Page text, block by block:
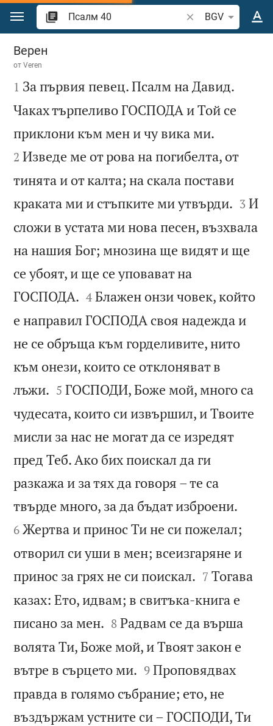
Преминете към съдържанието
Търсете стих или
BGV
Псалм 40
Верен
отVeren

1 За първия певец. Псалм на Давид.
Чаках търпеливо ГОСПОДА и Той се
приклони към мен и чу вика ми.
2 Изведе ме от рова на погибелта, от
тинята и от калта; на скала постави
краката ми и стъпките ми утвърди. 

3 И
сложи в устата ми нова песен, възхвала
на нашия Бог; мнозина ще видят и ще
се убоят, и ще се уповават на
ГОСПОДА. 

4 Блажен онзи човек, който
е направил ГОСПОДА своя надежда и
не се обръща към горделивите, нито
към онези, които се отклоняват в
лъжи. 

5 ГОСПОДИ, Боже мой, много са
чудесата, които си извършил, и Твоите
мисли за нас не могат да се изредят
пред Теб. Ако бих поискал да ги
разкажа и за тях да говоря – те са
твърде много, за да бъдат изброени.
6 Жертва и принос Ти не си пожелал;
отворил си уши в мен; всеизгаряне и
принос за грях не си поискал. 

7 Тогава
казах: Ето, идвам; в свитъка-книга е
писано за мен. 

8 Радвам се да върша
волята Ти, Боже мой, и Твоят закон е
вътре в сърцето ми. 

9 Проповядвах
правда в голямо събрание; ето, не
въздържам устните си – ГОСПОДИ, Ти